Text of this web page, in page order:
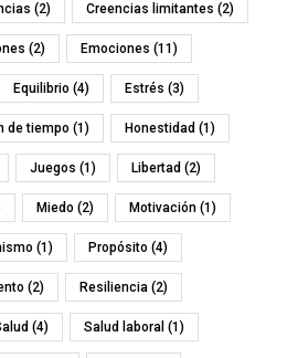
(2) Creencias limitantes (2)
(2) Emociones (11)
Equilibrio (4) Estrés (3)
de tiempo (1) Honestidad (1)
Juegos (1) Libertad (2)
Miedo (2) Motivación (1)
(1) Propósito (4)
(2) Resiliencia (2)
(4) Salud laboral (1)